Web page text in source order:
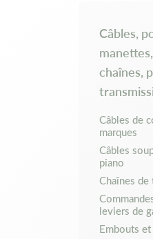
Câbles,
chaînes,
Câbles de
marques
Câbles
piano
Chaînes de
leviers de
Embouts